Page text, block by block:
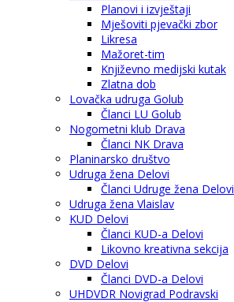
Planovi i izvještaji
Mješoviti pjevački zbor
Likresa
Mažoret-tim
Književno medijski kutak
Zlatna dob
Lovačka udruga Golub
Članci LU Golub
Nogometni klub Drava
Članci NK Drava
Planinarsko društvo
Udruga žena Delovi
Članci Udruge žena Delovi
Udruga žena Vlaislav
KUD Delovi
Članci KUD-a Delovi
Likovno kreativna sekcija
DVD Delovi
Članci DVD-a Delovi
UHDVDR Novigrad Podravski